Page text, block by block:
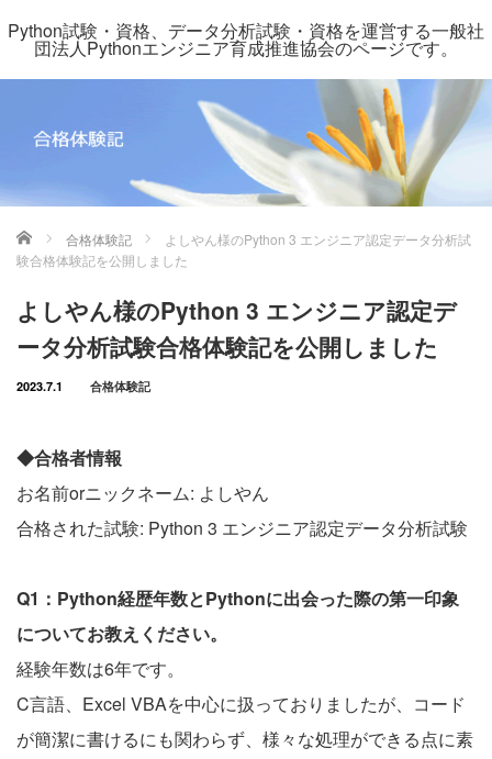
Python試験・資格、データ分析試験・資格を運営する一般社
団法人Pythonエンジニア育成推進協会のページです。
ホーム 合格体験記
よしやん様のPython 3 エンジニア認定データ分析試
験合格体験記を公開しました
よしやん様のPython 3 エンジニア認定デ
ータ分析試験合格体験記を公開しました
2023.7.1 合格体験記
◆合格者情報
お名前orニックネーム: よしやん
合格された試験: Python 3 エンジニア認定データ分析試験
Q1：Python経歴年数とPythonに出会った際の第一印象
についてお教えください。
経験年数は6年です。
C言語、Excel VBAを中心に扱っておりましたが、コード
が簡潔に書けるにも関わらず、様々な処理ができる点に素